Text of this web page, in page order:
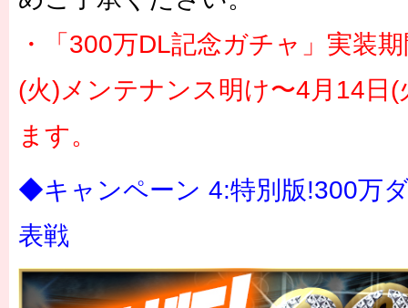
・「300万DL記念ガチャ」実装
(火)メンテナンス明け〜4月14日
ます。
◆キャンペーン 4:特別版!300万
表戦